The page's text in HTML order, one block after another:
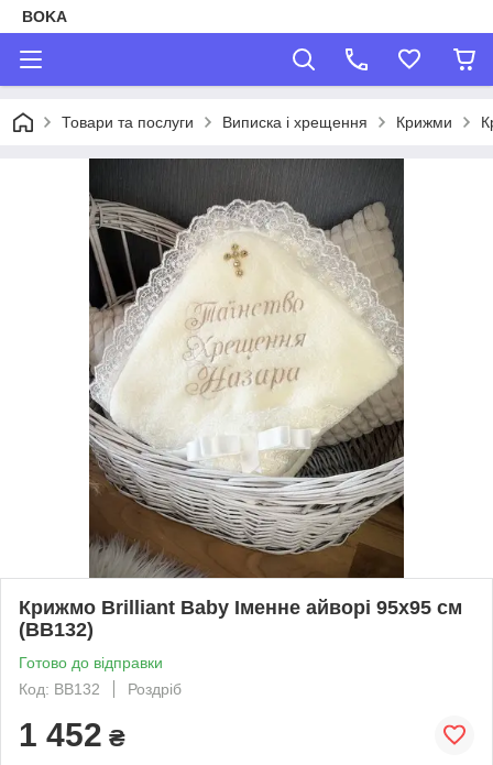
BOKA
Товари та послуги Виписка і хрещення Крижми
Крижмо Brilliant Baby Іменне айворі 95х95 см
(BB132)
Готово до відправки
Код: BB132
Роздріб
1 452 ₴